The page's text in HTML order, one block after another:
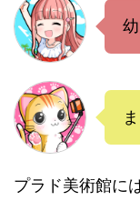
プラド美術館に